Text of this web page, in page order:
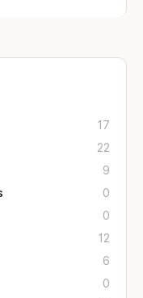
17
22
9
0
0
12
6
0